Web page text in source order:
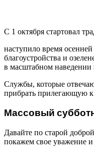
С 1 октября стартовал
наступило время
благоустройства и
в масштабном
Службы, которые
прибрать прилегающую
Массовый
Давайте по старой
покажем свое уважение